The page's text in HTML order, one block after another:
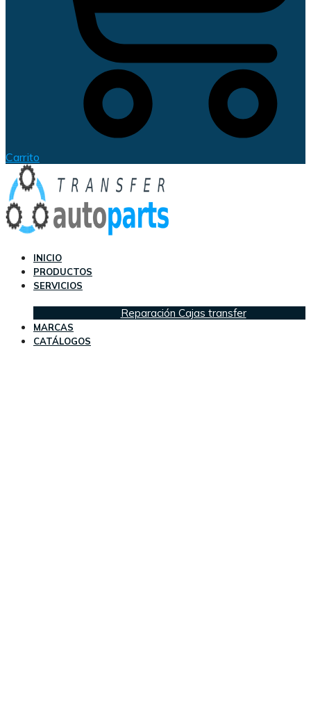
Carrito
INICIO
PRODUCTOS
SERVICIOS
Reparación Cajas transfer
MARCAS
CATÁLOGOS